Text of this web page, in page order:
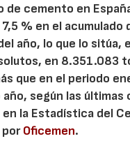
de cemento en
% en el acumulado
año, lo que lo sitúa,
en 8.351.083
que en el periodo
año, según las últimas
en la Estadística del
porOficemen.